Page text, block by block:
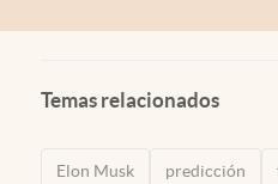
Temas relacionados
Elon Musk predicción